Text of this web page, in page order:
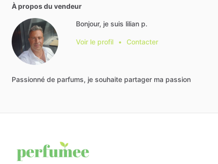
À propos du vendeur
Bonjour, je suis lilian p.
Voir le profil • Contacter
Passionné de parfums, je souhaite partager ma passion